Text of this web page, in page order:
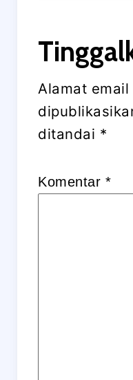
Alamat
ditandai *
Komentar *